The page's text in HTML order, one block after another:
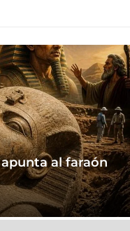
al faraón